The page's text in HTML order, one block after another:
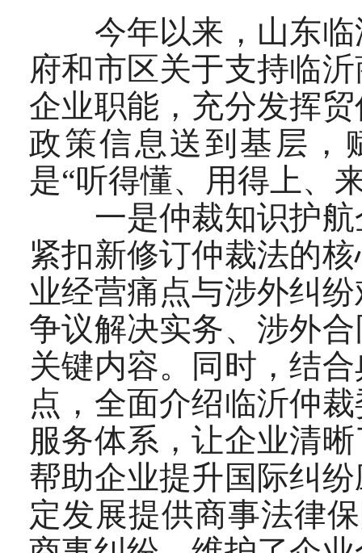
今年以来，山东临
府和市区关于支持临
企业职能，充分发挥
政策信息送到基层，
是“听得懂、用得上、
一是仲裁知识护航
紧扣新修订仲裁法的
业经营痛点与涉外纠
争议解决实务、涉外
关键内容。同时，结
点，全面介绍临沂仲
服务体系，让企业清
帮助企业提升国际纠
定发展提供商事法律